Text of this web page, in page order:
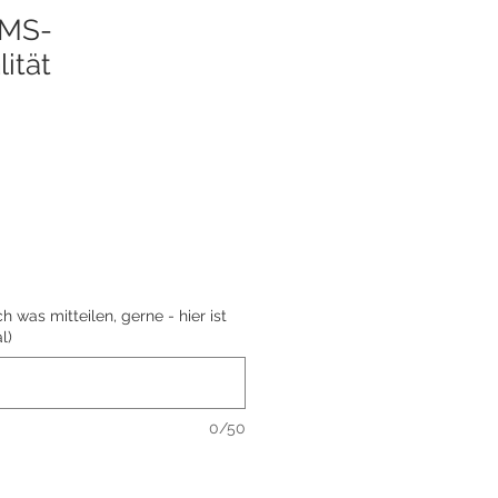
was mitteilen, gerne - hier ist
0/50